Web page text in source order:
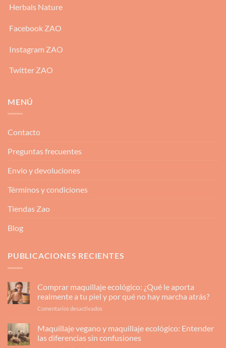
Herbals Nature
Facebook ZAO
Instagram ZAO
Twitter ZAO
MENÚ
Contacto
Preguntas frecuentes
Envío y devoluciones
Términos y condiciones
Tiendas Zao
Blog
PUBLICACIONES RECIENTES
Comprar maquillaje ecológico: ¿Qué le aporta
realmente a tu piel y por qué no hay marcha atrás?
Comentarios desactivados
ecológico:
¿Qué
Maquillaje vegano y maquillaje ecológico: Entender
las diferencias sin confusiones